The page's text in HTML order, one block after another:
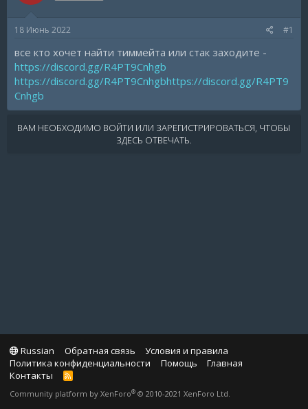
м
а
18 Июнь 2022 #1
все кто хочет найти тиммейта или стак заходите -
https://discord.gg/R4PT9Cnhgb
https://discord.gg/R4PT9Cnhgbhttps://discord.gg/R4PT9
Cnhgb
ВАМ НЕОБХОДИМО ВОЙТИ ИЛИ ЗАРЕГИСТРИРОВАТЬСЯ, ЧТОБЫ
ЗДЕСЬ ОТВЕЧАТЬ.
Russian Обратная связь
Условия и правила
Политика конфиденциальности
Помощь
Главная
Контакты
R
S
Community platform by XenForo® © 2010-2021 XenForo Ltd.